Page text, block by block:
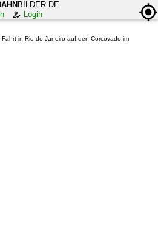
BILDER.DE
Login
in Rio de Janeiro auf den Corcovado im